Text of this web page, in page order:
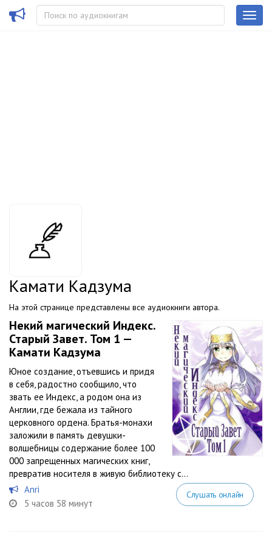
Камати Кадзума
На этой странице представлены все аудиокниги автора.
Некий магический Индекс.
Старый Завет. Том 1 —
Камати Кадзума
Юное создание, отъевшись и придя
в себя, радостно сообщило, что
звать ее Индекс, а родом она из
Англии, где бежала из тайного
церковного ордена. Братья-монахи
заложили в память девушки-
волшебницы содержание более 100
000 запрещенных магических книг,
превратив носителя в живую библиотеку с...
Anri
5 часов 58 минут
Слушать онлайн